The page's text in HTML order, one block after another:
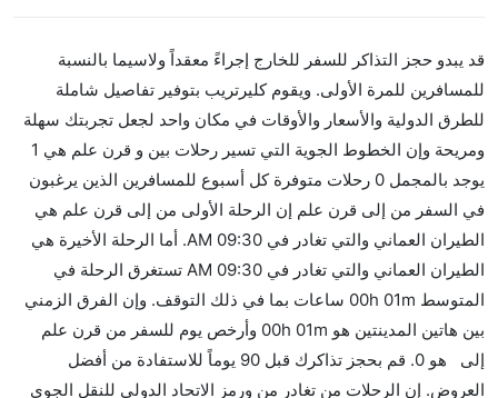
قد يبدو حجز التذاكر للسفر للخارج إجراءً معقداً ولاسيما بالنسبة
للمسافرين للمرة الأولى. ويقوم كليرتريب بتوفير تفاصيل شاملة
للطرق الدولية والأسعار والأوقات في مكان واحد لجعل تجربتك سهلة
ومريحة وإن الخطوط الجوية التي تسير رحلات بين و قرن علم هي 1
يوجد بالمجمل 0 رحلات متوفرة كل أسبوع للمسافرين الذين يرغبون
في السفر من إلى قرن علم إن الرحلة الأولى من إلى قرن علم هي
الطيران العماني والتي تغادر في 09:30 AM. أما الرحلة الأخيرة هي
الطيران العماني والتي تغادر في 09:30 AM تستغرق الرحلة في
المتوسط 00h 01m ساعات بما في ذلك التوقف. وإن الفرق الزمني
بين هاتين المدينتين هو 00h 01m وأرخص يوم للسفر من قرن علم
إلى هو 0. قم بحجز تذاكرك قبل 90 يوماً للاستفادة من أفضل
العروض. إن الرحلات من تغادر من ورمز الاتحاد الدولي للنقل الجوي